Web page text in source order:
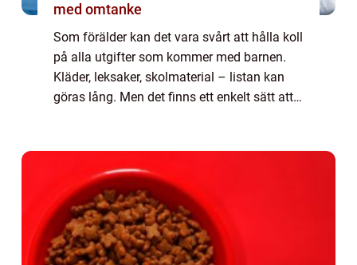
med omtanke
Som förälder kan det vara svårt att hålla koll
på alla utgifter som kommer med barnen.
Kläder, leksaker, skolmaterial – listan kan
göras lång. Men det finns ett enkelt sätt att